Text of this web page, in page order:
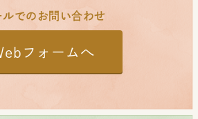
ルでのお問い合わせ
フォームへ